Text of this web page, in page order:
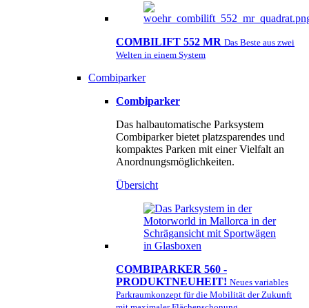
COMBILIFT 552 MR Das Beste aus zwei
Welten in einem System
Combiparker
Combiparker
Das halbautomatische Parksystem
Combiparker bietet platzsparendes und
kompaktes Parken mit einer Vielfalt an
Anordnungsmöglichkeiten.
Übersicht
COMBIPARKER 560 -
PRODUKTNEUHEIT! Neues variables
Parkraumkonzept für die Mobilität der Zukunft